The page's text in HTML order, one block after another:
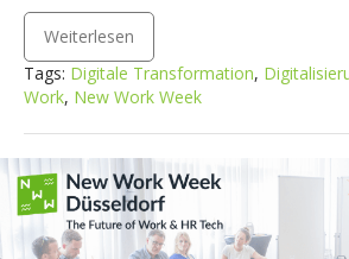
Weiterlesen
Tags: Digitale Transformation,
Work, New Work Week